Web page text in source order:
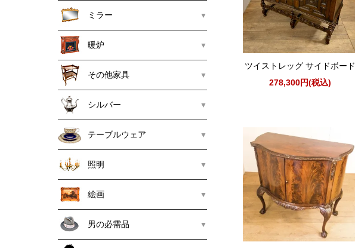
ミラー
暖炉
その他家具
シルバー
テーブルウェア
照明
絵画
男の必需品
ツイストレッグ サイドボード
278,300円(税込)